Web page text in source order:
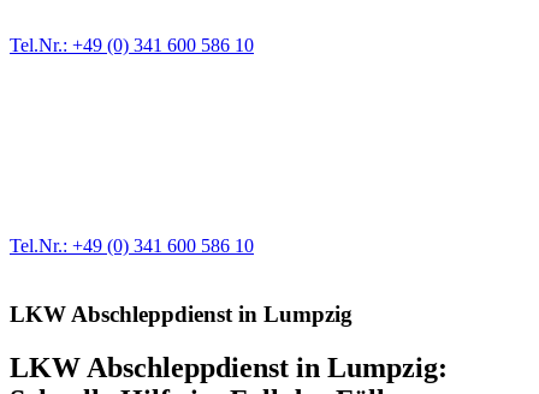
Tel.Nr.: +49 (0) 341 600 586 10
Tel.Nr.: +49 (0) 341 600 586 10
LKW Abschleppdienst in Lumpzig
LKW Abschleppdienst in Lumpzig: